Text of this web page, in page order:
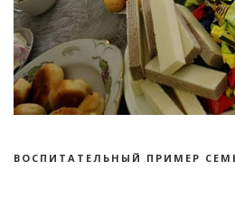
ВОСПИТАТЕЛЬНЫЙ ПРИМЕР